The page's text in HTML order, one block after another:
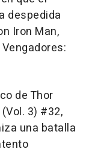
despedida
Iron Man,
de Thor
3) #32,
una batalla